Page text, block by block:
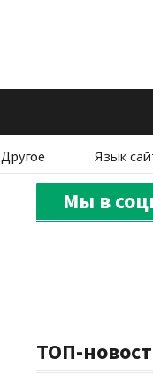
Другое Язык
Мы в
ТОП-